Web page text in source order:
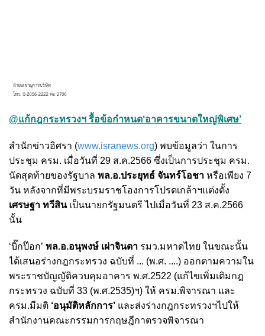
@แก้กฎกระทรวงฯ รื้อข้อกำหนด‘อาคารขนาดใหญ่พิเศษ’
สำนักข่าวอิศรา (www.isranews.org) พบข้อมูลว่า ในการ
ประชุม ครม. เมื่อวันที่ 29 ส.ค.2566 ซึ่งเป็นการประชุม ครม.
นัดสุดท้ายของรัฐบาล พล.อ.ประยุทธ์ จันทร์โอชา หรือเพียง 7
วัน หลังจากที่มีพระบรมราชโองการโปรดเกล้าฯแต่งตั้ง
เศรษฐา ทวีสินเป็นนายกรัฐมนตรี ไปเมื่อวันที่ 23 ส.ค.2566
นั้น
‘บิ๊กป๊อก’ พล.อ.อนุพงษ์ เผ่าจินดา รมว.มหาดไทย ในขณะนั้น
ได้เสนอร่างกฎกระทรวง ฉบับที่ ... (พ.ศ. ....) ออกตามความใน
พระราชบัญญัติควบคุมอาคาร พ.ศ.2522 (แก้ไขเพิ่มเติมกฎ
กระทรวง ฉบับที่ 33 (พ.ศ.2535)ฯ) ให้ ครม.พิจารณา และ
ครม.มีมติ ‘อนุมัติหลักการ’ และส่งร่างกฎกระทรวงฯไปให้
สำนักงานคณะกรรมการกฤษฎีกาตรวจพิจารณา